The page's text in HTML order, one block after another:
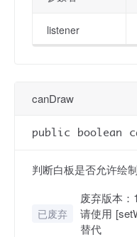
listener
canDraw
public boolean
判断白板是否允许绘制
已废弃
废弃版本：
请使用
替代